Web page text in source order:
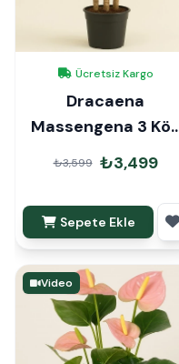
Ücretsiz Kargo
Dracaena
Massengena 3 Kök
110cm
₺3,599 ₺3,499
Sepete Ekle
Video